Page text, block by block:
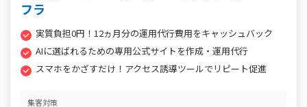
フラ
実質負担0円！12ヵ月分の運用代行費用をキャッシュバック
AIに選ばれるための専用公式サイトを作成・運用代行
スマホをかざすだけ！アクセス誘導ツールでリピート促進
集客対策